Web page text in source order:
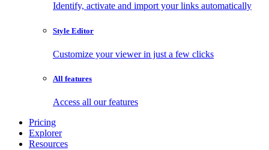
Identify, activate and import your links automatically
Style Editor
Customize your viewer in just a few clicks
All features
Access all our features
Pricing
Explorer
Resources